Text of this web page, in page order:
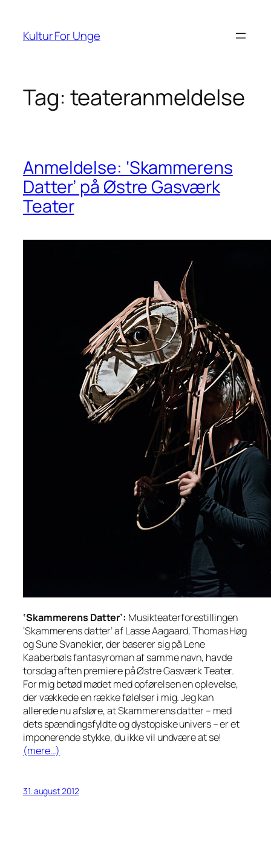
indhold
Kultur For Unge
Tag: teateranmeldelse
Anmeldelse: ‘Skammerens
Datter’ på Østre Gasværk
Teater
‘Skammerens Datter’: Musikteaterforestillingen
‘Skammerens datter’ af Lasse Aagaard, Thomas Høg
og Sune Svanekier, der baserer sig på Lene
Kaaberbøls fantasyroman af samme navn, havde
torsdag aften premiere på Østre Gasværk Teater.
For mig betød mødet med opførelsen en oplevelse,
der vækkede en række følelser i mig. Jeg kan
allerede nu afsløre, at Skammerens datter – med
dets spændingsfyldte og dystopiske univers – er et
imponerende stykke, du ikke vil undvære at se!
(mere…)
31. august 2012